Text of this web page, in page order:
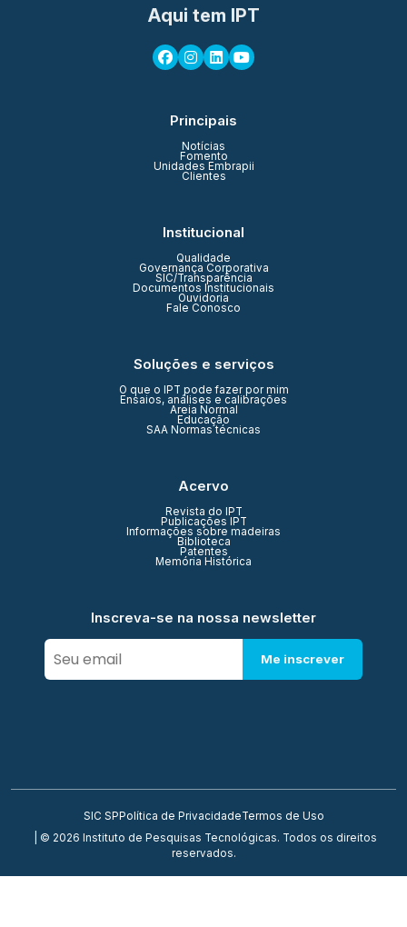
Aqui tem IPT
Principais
Notícias
Fomento
Unidades Embrapii
Clientes
Institucional
Qualidade
Governança Corporativa
SIC/Transparência
Documentos Institucionais
Ouvidoria
Fale Conosco
Soluções e serviços
O que o IPT pode fazer por mim
Ensaios, análises e calibrações
Areia Normal
Educação
SAA Normas técnicas
Acervo
Revista do IPT
Publicações IPT
Informações sobre madeiras
Biblioteca
Patentes
Memória Histórica
Inscreva-se na nossa newsletter
Me inscrever
SIC SP Política de PrivacidadeTermos de Uso
| © 2026 Instituto de Pesquisas Tecnológicas. Todos os direitos
reservados.